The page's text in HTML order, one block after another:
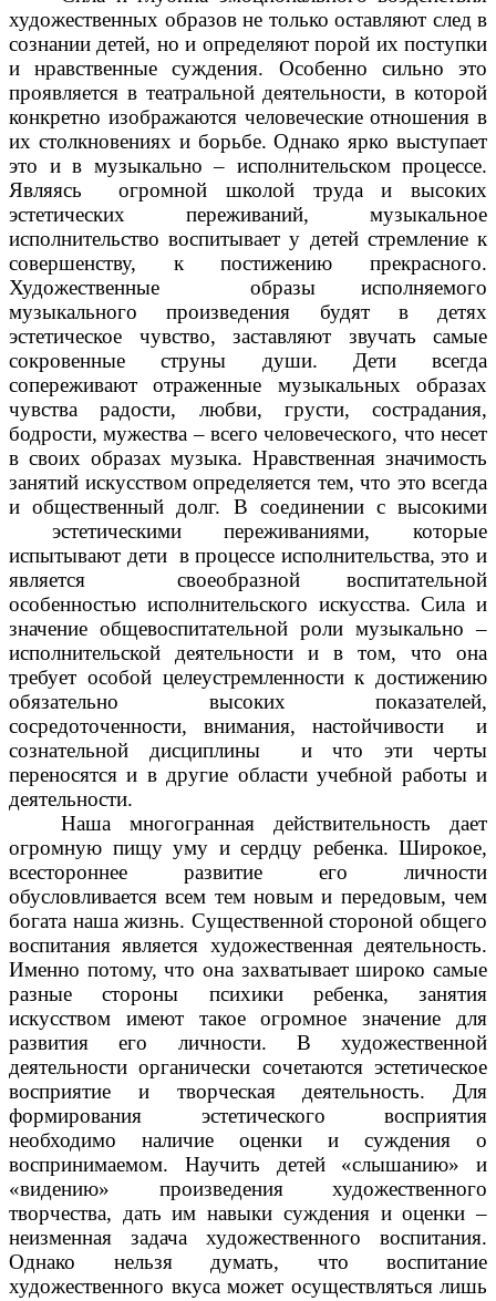
художественных образов не только оставляют след в
сознании детей, но и определяют порой их поступки
и нравственные суждения. Особенно сильно это
проявляется в театральной деятельности, в которой
конкретно изображаются человеческие отношения в
их столкновениях и борьбе. Однако ярко выступает
это и в музыкально – исполнительском процессе.
Являясь огромной школой труда и высоких
эстетических переживаний, музыкальное
исполнительство воспитывает у детей стремление к
совершенству, к постижению прекрасного.
Художественные образы исполняемого
музыкального произведения будят в детях
эстетическое чувство, заставляют звучать самые
сокровенные струны души. Дети всегда
сопереживают отраженные музыкальных образах
чувства радости, любви, грусти, сострадания,
бодрости, мужества – всего человеческого, что несет
в своих образах музыка. Нравственная значимость
занятий искусством определяется тем, что это всегда
и общественный долг. В соединении с высокими
эстетическими переживаниями, которые
испытывают дети в процессе исполнительства, это и
является своеобразной воспитательной
особенностью исполнительского искусства. Сила и
значение общевоспитательной роли музыкально –
исполнительской деятельности и в том, что она
требует особой целеустремленности к достижению
обязательно высоких показателей,
сосредоточенности, внимания, настойчивости и
сознательной дисциплины и что эти черты
переносятся и в другие области учебной работы и
деятельности.
Наша многогранная действительность дает
огромную пищу уму и сердцу ребенка. Широкое,
всестороннее развитие его личности
обусловливается всем тем новым и передовым, чем
богата наша жизнь. Существенной стороной общего
воспитания является художественная деятельность.
Именно потому, что она захватывает широко самые
разные стороны психики ребенка, занятия
искусством имеют такое огромное значение для
развития его личности. В художественной
деятельности органически сочетаются эстетическое
восприятие и творческая деятельность. Для
формирования эстетического восприятия
необходимо наличие оценки и суждения о
воспринимаемом. Научить детей «слышанию» и
«видению» произведения художественного
творчества, дать им навыки суждения и оценки –
неизменная задача художественного воспитания.
Однако нельзя думать, что воспитание
художественного вкуса может осуществляться лишь